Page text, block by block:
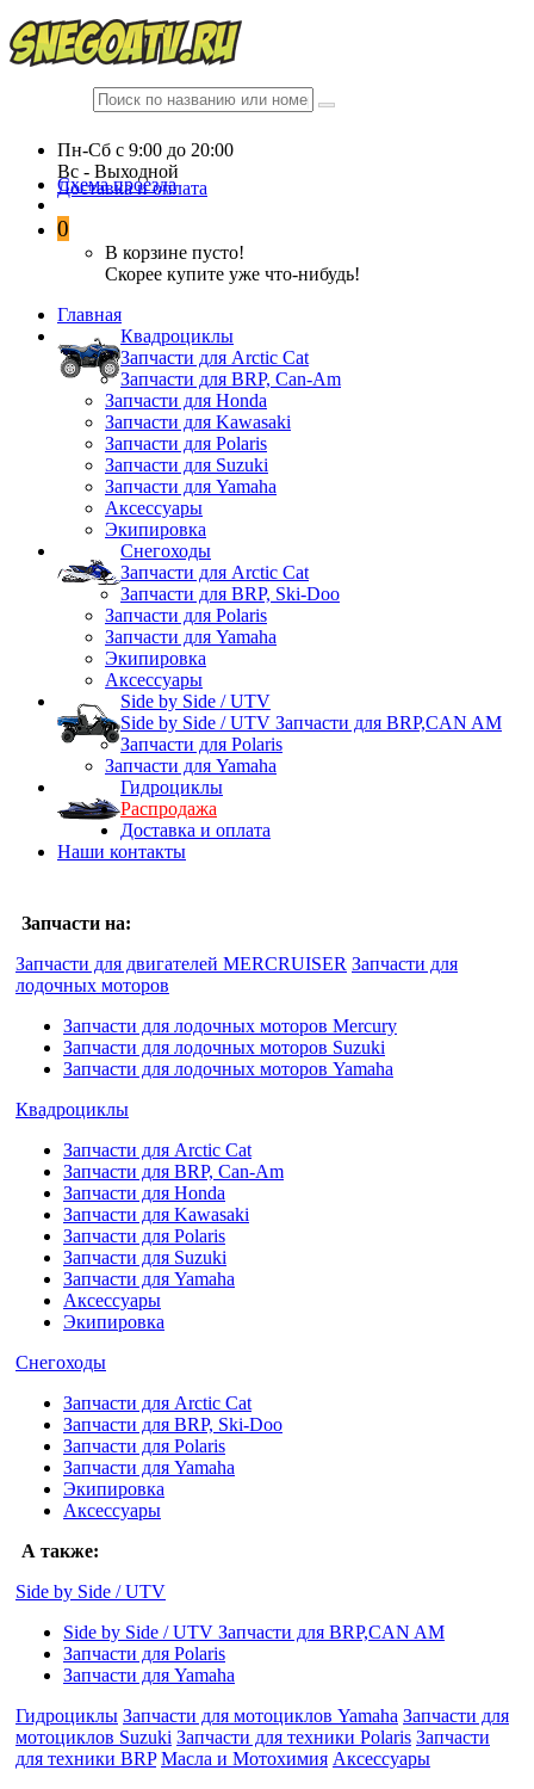
Пн-Сб c 9:00 до 20:00
Вc - Выходной
Схема проезда
Доставка и оплата
0
В корзине пусто!
Скорее купите уже что-нибудь!
Главная
Квадроциклы
Запчасти для Arctic Cat
Запчасти для BRP, Can-Am
Запчасти для Honda
Запчасти для Kawasaki
Запчасти для Polaris
Запчасти для Suzuki
Запчасти для Yamaha
Аксессуары
Экипировка
Снегоходы
Запчасти для Arctic Cat
Запчасти для BRP, Ski-Doo
Запчасти для Polaris
Запчасти для Yamaha
Экипировка
Аксессуары
Side by Side / UTV
Side by Side / UTV Запчасти для BRP,CAN AM
Запчасти для Polaris
Запчасти для Yamaha
Гидроциклы
Распродажа
Доставка и оплата
Наши контакты
Запчасти на:
Запчасти для двигателей MERCRUISER Запчасти для
лодочных моторов
Запчасти для лодочных моторов Mercury
Запчасти для лодочных моторов Suzuki
Запчасти для лодочных моторов Yamaha
Квадроциклы
Запчасти для Arctic Cat
Запчасти для BRP, Can-Am
Запчасти для Honda
Запчасти для Kawasaki
Запчасти для Polaris
Запчасти для Suzuki
Запчасти для Yamaha
Аксессуары
Экипировка
Снегоходы
Запчасти для Arctic Cat
Запчасти для BRP, Ski-Doo
Запчасти для Polaris
Запчасти для Yamaha
Экипировка
Аксессуары
А также:
Side by Side / UTV
Side by Side / UTV Запчасти для BRP,CAN AM
Запчасти для Polaris
Запчасти для Yamaha
Гидроциклы Запчасти для мотоциклов Yamaha Запчасти для
мотоциклов Suzuki Запчасти для техники Polaris Запчасти
для техники BRP Масла и Мотохимия Аксессуары